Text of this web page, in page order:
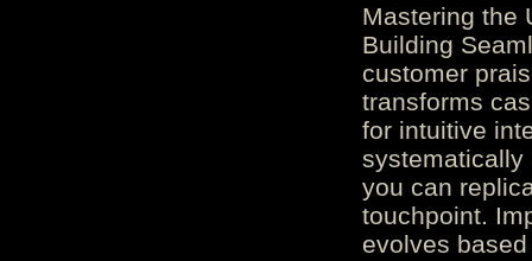
Mastering the
Building
customer
transforms
for intuitive
systematically
you can
touchpoint.
evolves